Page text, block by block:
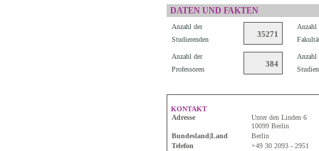
DATEN UND FAKTEN
Anzahl der
Studierenden
35271
Anzahl
Anzahl der
Professoren
384
Anzahl
KONTAKT
Adresse
Unter den Linden 6
10099 Berlin
Bundesland|Land
Berlin
Telefon
+49 30 2093 - 2951